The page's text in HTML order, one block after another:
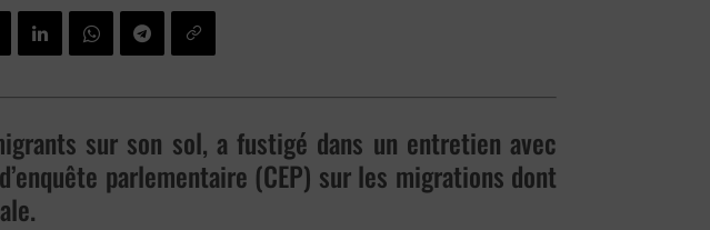
sur son sol, a fustigé dans un entretien avec
parlementaire (CEP) sur les migrations dont